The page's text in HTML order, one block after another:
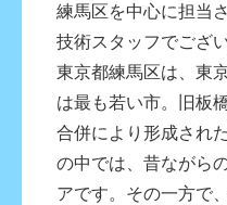
練馬区を中心に担当
技術スタッフでござ
東京都練馬区は、東
は最も若い市。旧板
合併により形成され
の中では、昔ながら
アです。その一方で